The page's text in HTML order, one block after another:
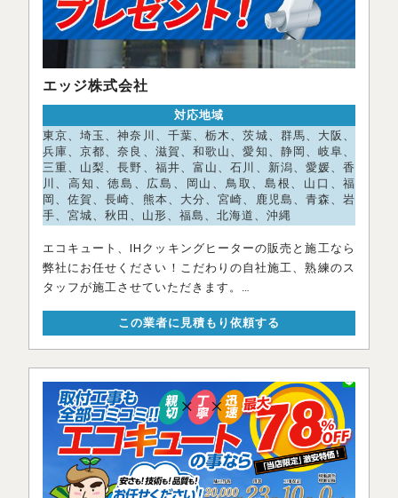
エッジ株式会社
対応地域
東京、埼玉、神奈川、千葉、栃木、茨城、群馬、大阪、
兵庫、京都、奈良、滋賀、和歌山、愛知、静岡、岐阜、
三重、山梨、長野、福井、富山、石川、新潟、愛媛、香
川、高知、徳島、広島、岡山、鳥取、島根、山口、福
岡、佐賀、長崎、熊本、大分、宮崎、鹿児島、青森、岩
手、宮城、秋田、山形、福島、北海道、沖縄
エコキュート、IHクッキングヒーターの販売と施工なら
弊社にお任せください！こだわりの自社施工、熟練のス
タッフが施工させていただきます。
この業者に見積もり依頼する